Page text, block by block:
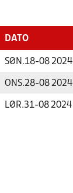
DATO
SØN.18-08 2024
ONS.28-08 2024
LØR.31-08 2024